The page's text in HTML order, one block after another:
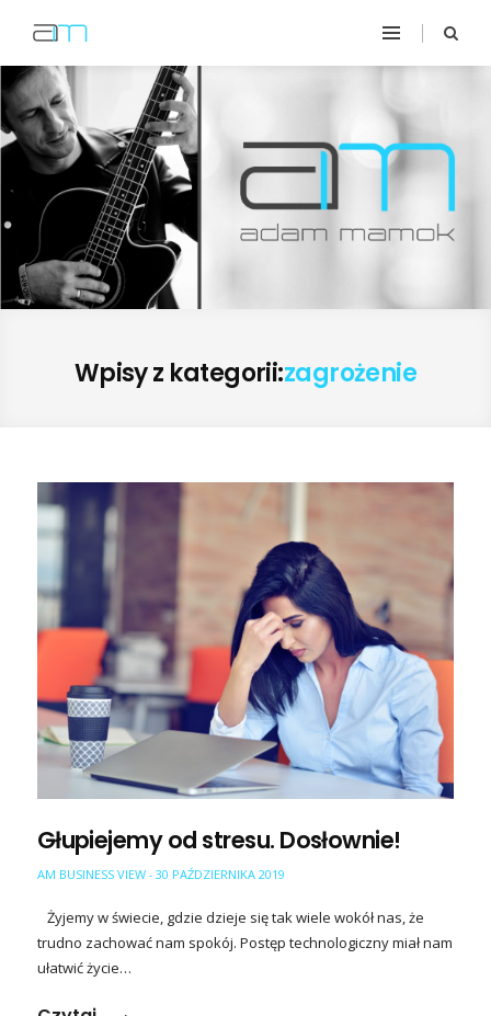
Wpisy z kategorii:zagrożenie
Głupiejemy od stresu. Dosłownie!
AM BUSINESS VIEW - 30 PAŹDZIERNIKA 2019
Żyjemy w świecie, gdzie dzieje się tak wiele wokół nas, że
trudno zachować nam spokój. Postęp technologiczny miał nam
ułatwić życie…